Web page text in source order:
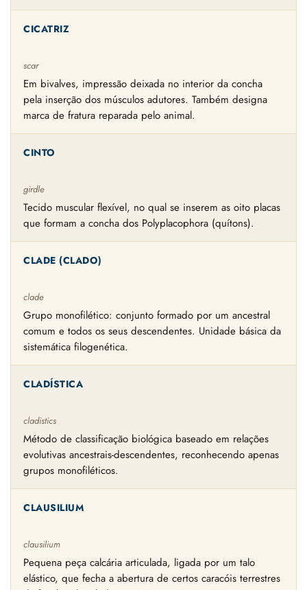
CICATRIZ
scar
Em bivalves, impressão deixada no interior da concha
pela inserção dos músculos adutores. Também designa
marca de fratura reparada pelo animal.
CINTO
girdle
Tecido muscular flexível, no qual se inserem as oito placas
que formam a concha dos Polyplacophora (quítons).
CLADE (CLADO)
clade
Grupo monofilético: conjunto formado por um ancestral
comum e todos os seus descendentes. Unidade básica da
sistemática filogenética.
CLADÍSTICA
cladistics
Método de classificação biológica baseado em relações
evolutivas ancestrais-descendentes, reconhecendo apenas
grupos monofiléticos.
CLAUSILIUM
clausilium
Pequena peça calcária articulada, ligada por um talo
elástico, que fecha a abertura de certos caracóis terrestres